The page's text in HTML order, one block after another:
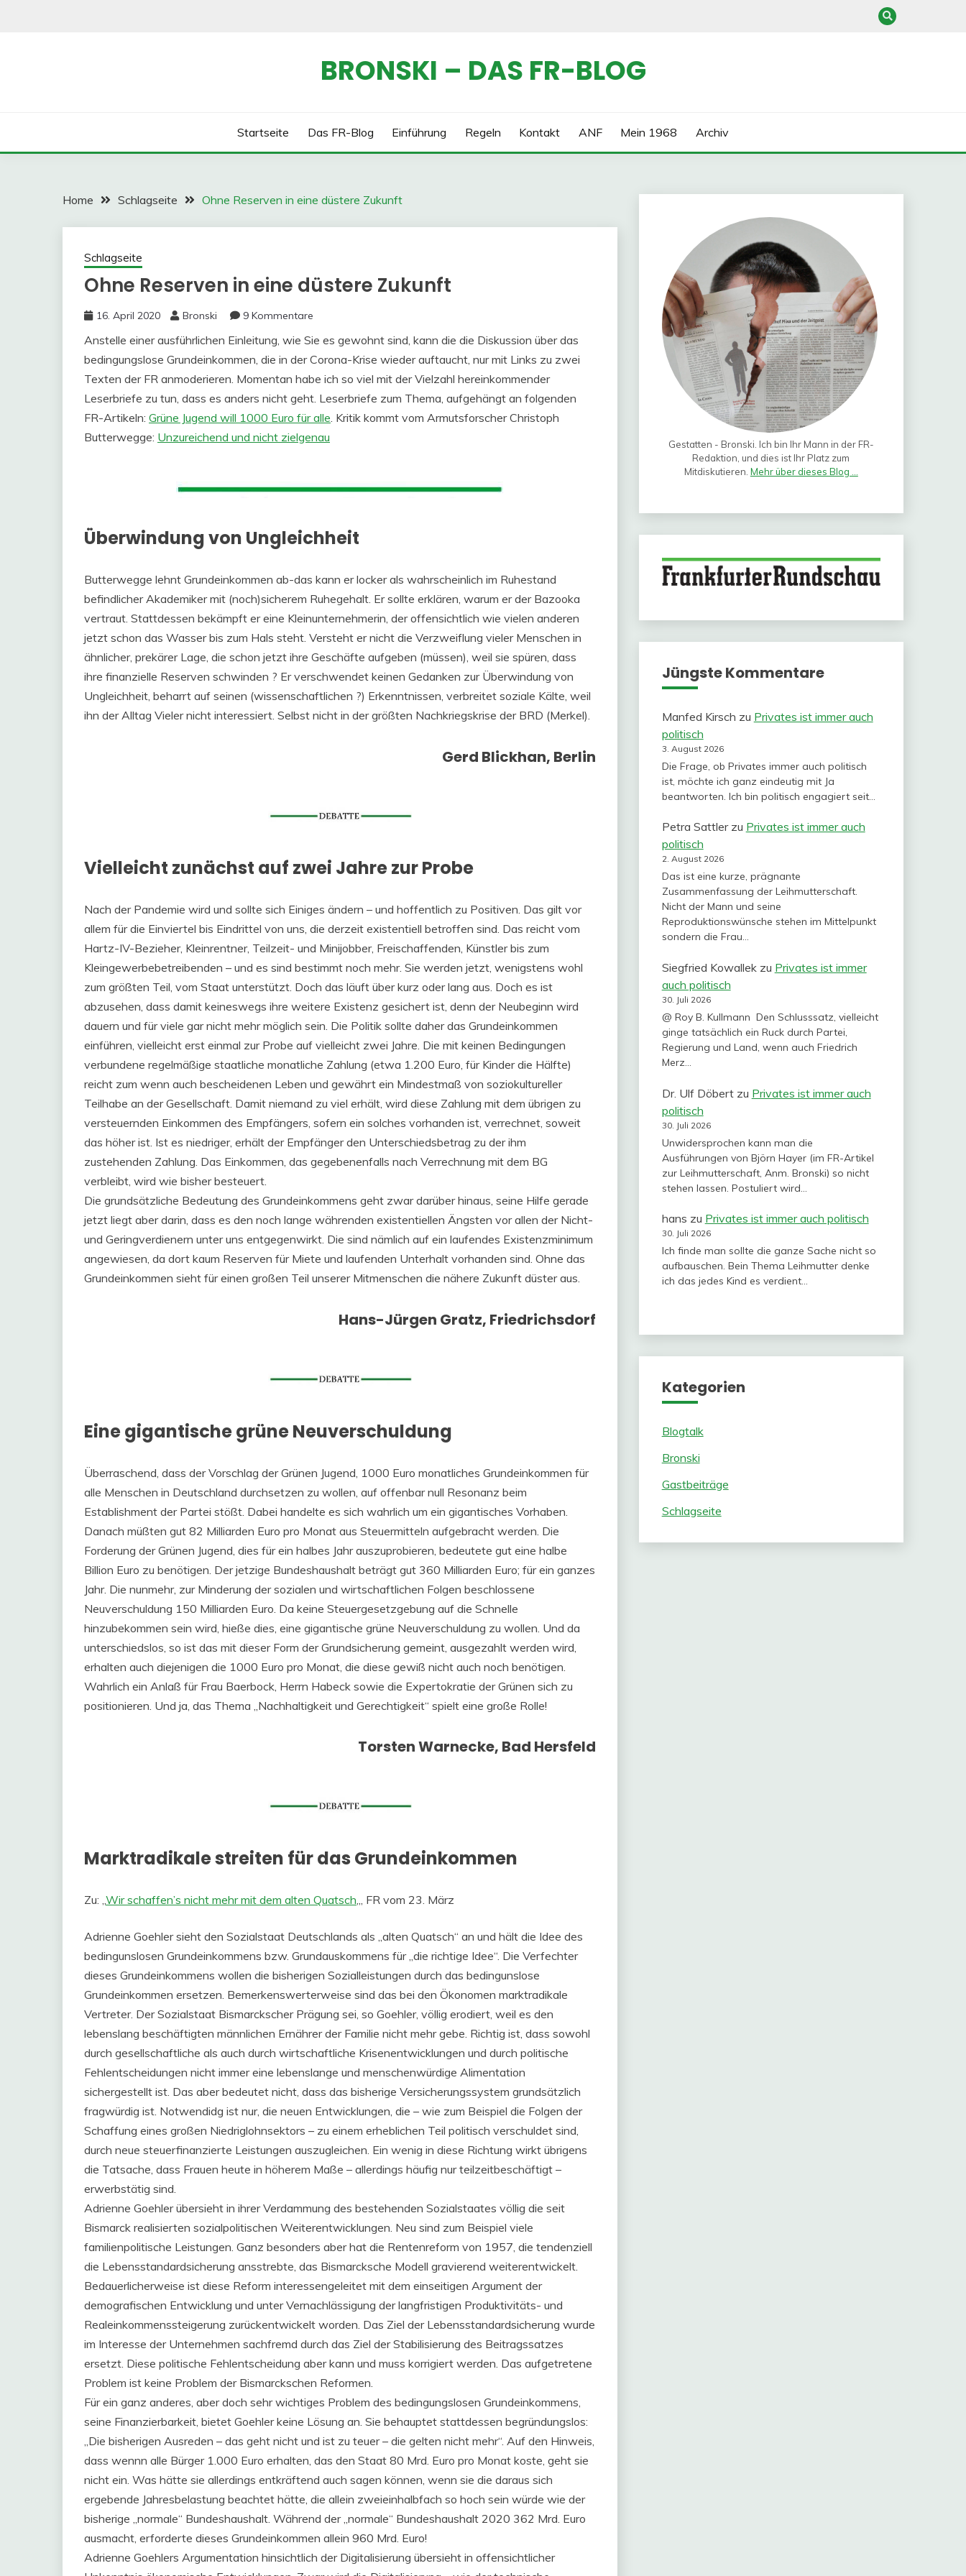
BRONSKI – DAS FR-BLOG
Startseite Das FR-Blog Einführung Regeln Kontakt ANF Mein 1968 Archiv
Home Schlagseite Ohne Reserven in eine düstere Zukunft
Schlagseite
Ohne Reserven in eine düstere Zukunft
16. April 2020 Bronski 9 Kommentare
Anstelle einer ausführlichen Einleitung, wie Sie es gewohnt sind, kann die die Diskussion über das
bedingungslose Grundeinkommen, die in der Corona-Krise wieder auftaucht, nur mit Links zu zwei
Texten der FR anmoderieren. Momentan habe ich so viel mit der Vielzahl hereinkommender
Leserbriefe zu tun, dass es anders nicht geht. Leserbriefe zum Thema, aufgehängt an folgenden
FR-Artikeln: Grüne Jugend will 1000 Euro für alle. Kritik kommt vom Armutsforscher Christoph
Butterwegge: Unzureichend und nicht zielgenau
Überwindung von Ungleichheit
Butterwegge lehnt Grundeinkommen ab-das kann er locker als wahrscheinlich im Ruhestand
befindlicher Akademiker mit (noch)sicherem Ruhegehalt. Er sollte erklären, warum er der Bazooka
vertraut. Stattdessen bekämpft er eine Kleinunternehmerin, der offensichtlich wie vielen anderen
jetzt schon das Wasser bis zum Hals steht. Versteht er nicht die Verzweiflung vieler Menschen in
ähnlicher, prekärer Lage, die schon jetzt ihre Geschäfte aufgeben (müssen), weil sie spüren, dass
ihre finanzielle Reserven schwinden ? Er verschwendet keinen Gedanken zur Überwindung von
Ungleichheit, beharrt auf seinen (wissenschaftlichen ?) Erkenntnissen, verbreitet soziale Kälte, weil
ihn der Alltag Vieler nicht interessiert. Selbst nicht in der größten Nachkriegskrise der BRD (Merkel).
Gerd Blickhan, Berlin
Vielleicht zunächst auf zwei Jahre zur Probe
Nach der Pandemie wird und sollte sich Einiges ändern – und hoffentlich zu Positiven. Das gilt vor
allem für die Einviertel bis Eindrittel von uns, die derzeit existentiell betroffen sind. Das reicht vom
Hartz-IV-Bezieher, Kleinrentner, Teilzeit- und Minijobber, Freischaffenden, Künstler bis zum
Kleingewerbebetreibenden – und es sind bestimmt noch mehr. Sie werden jetzt, wenigstens wohl
zum größten Teil, vom Staat unterstützt. Doch das läuft über kurz oder lang aus. Doch es ist
abzusehen, dass damit keineswegs ihre weitere Existenz gesichert ist, denn der Neubeginn wird
dauern und für viele gar nicht mehr möglich sein. Die Politik sollte daher das Grundeinkommen
einführen, vielleicht erst einmal zur Probe auf vielleicht zwei Jahre. Die mit keinen Bedingungen
verbundene regelmäßige staatliche monatliche Zahlung (etwa 1.200 Euro, für Kinder die Hälfte)
reicht zum wenn auch bescheidenen Leben und gewährt ein Mindestmaß von soziokultureller
Teilhabe an der Gesellschaft. Damit niemand zu viel erhält, wird diese Zahlung mit dem übrigen zu
versteuernden Einkommen des Empfängers, sofern ein solches vorhanden ist, verrechnet, soweit
das höher ist. Ist es niedriger, erhält der Empfänger den Unterschiedsbetrag zu der ihm
zustehenden Zahlung. Das Einkommen, das gegebenenfalls nach Verrechnung mit dem BG
verbleibt, wird wie bisher besteuert.
Die grundsätzliche Bedeutung des Grundeinkommens geht zwar darüber hinaus, seine Hilfe gerade
jetzt liegt aber darin, dass es den noch lange währenden existentiellen Ängsten vor allen der Nicht-
und Geringverdienern unter uns entgegenwirkt. Die sind nämlich auf ein laufendes Existenzminimum
angewiesen, da dort kaum Reserven für Miete und laufenden Unterhalt vorhanden sind. Ohne das
Grundeinkommen sieht für einen großen Teil unserer Mitmenschen die nähere Zukunft düster aus.
Hans-Jürgen Gratz, Friedrichsdorf
Eine gigantische grüne Neuverschuldung
Überraschend, dass der Vorschlag der Grünen Jugend, 1000 Euro monatliches Grundeinkommen für
alle Menschen in Deutschland durchsetzen zu wollen, auf offenbar null Resonanz beim
Establishment der Partei stößt. Dabei handelte es sich wahrlich um ein gigantisches Vorhaben.
Danach müßten gut 82 Milliarden Euro pro Monat aus Steuermitteln aufgebracht werden. Die
Forderung der Grünen Jugend, dies für ein halbes Jahr auszuprobieren, bedeutete gut eine halbe
Billion Euro zu benötigen. Der jetzige Bundeshaushalt beträgt gut 360 Milliarden Euro; für ein ganzes
Jahr. Die nunmehr, zur Minderung der sozialen und wirtschaftlichen Folgen beschlossene
Neuverschuldung 150 Milliarden Euro. Da keine Steuergesetzgebung auf die Schnelle
hinzubekommen sein wird, hieße dies, eine gigantische grüne Neuverschuldung zu wollen. Und da
unterschiedslos, so ist das mit dieser Form der Grundsicherung gemeint, ausgezahlt werden wird,
erhalten auch diejenigen die 1000 Euro pro Monat, die diese gewiß nicht auch noch benötigen.
Wahrlich ein Anlaß für Frau Baerbock, Herrn Habeck sowie die Expertokratie der Grünen sich zu
positionieren. Und ja, das Thema „Nachhaltigkeit und Gerechtigkeit“ spielt eine große Rolle!
Torsten Warnecke, Bad Hersfeld
Marktradikale streiten für das Grundeinkommen
Zu: „ Wir schaffen’s nicht mehr mit dem alten Quatsch „, FR vom 23. März
Adrienne Goehler sieht den Sozialstaat Deutschlands als „alten Quatsch“ an und hält die Idee des
bedingunslosen Grundeinkommens bzw. Grundauskommens für „die richtige Idee“. Die Verfechter
dieses Grundeinkommens wollen die bisherigen Sozialleistungen durch das bedingunslose
Grundeinkommen ersetzen. Bemerkenswerterweise sind das bei den Ökonomen marktradikale
Vertreter. Der Sozialstaat Bismarckscher Prägung sei, so Goehler, völlig erodiert, weil es den
lebenslang beschäftigten männlichen Ernährer der Familie nicht mehr gebe. Richtig ist, dass sowohl
durch gesellschaftliche als auch durch wirtschaftliche Krisenentwicklungen und durch politische
Fehlentscheidungen nicht immer eine lebenslange und menschenwürdige Alimentation
sichergestellt ist. Das aber bedeutet nicht, dass das bisherige Versicherungssystem grundsätzlich
fragwürdig ist. Notwendidg ist nur, die neuen Entwicklungen, die – wie zum Beispiel die Folgen der
Schaffung eines großen Niedriglohnsektors – zu einem erheblichen Teil politisch verschuldet sind,
durch neue steuerfinanzierte Leistungen auszugleichen. Ein wenig in diese Richtung wirkt übrigens
die Tatsache, dass Frauen heute in höherem Maße – allerdings häufig nur teilzeitbeschäftigt –
erwerbstätig sind.
Adrienne Goehler übersieht in ihrer Verdammung des bestehenden Sozialstaates völlig die seit
Bismarck realisierten sozialpolitischen Weiterentwicklungen. Neu sind zum Beispiel viele
familienpolitische Leistungen. Ganz besonders aber hat die Rentenreform von 1957, die tendenziell
die Lebensstandardsicherung ansstrebte, das Bismarcksche Modell gravierend weiterentwickelt.
Bedauerlicherweise ist diese Reform interessengeleitet mit dem einseitigen Argument der
demografischen Entwicklung und unter Vernachlässigung der langfristigen Produktivitäts- und
Realeinkommenssteigerung zurückentwickelt worden. Das Ziel der Lebensstandardsicherung wurde
im Interesse der Unternehmen sachfremd durch das Ziel der Stabilisierung des Beitragssatzes
ersetzt. Diese politische Fehlentscheidung aber kann und muss korrigiert werden. Das aufgetretene
Problem ist keine Problem der Bismarckschen Reformen.
Für ein ganz anderes, aber doch sehr wichtiges Problem des bedingungslosen Grundeinkommens,
seine Finanzierbarkeit, bietet Goehler keine Lösung an. Sie behauptet stattdessen begründungslos:
„Die bisherigen Ausreden – das geht nicht und ist zu teuer – die gelten nicht mehr“. Auf den Hinweis,
dass wennn alle Bürger 1.000 Euro erhalten, das den Staat 80 Mrd. Euro pro Monat koste, geht sie
nicht ein. Was hätte sie allerdings entkräftend auch sagen können, wenn sie die daraus sich
ergebende Jahresbelastung beachtet hätte, die allein zweieinhalbfach so hoch sein würde wie der
bisherige „normale“ Bundeshaushalt. Während der „normale“ Bundeshaushalt 2020 362 Mrd. Euro
ausmacht, erforderte dieses Grundeinkommen allein 960 Mrd. Euro!
Adrienne Goehlers Argumentation hinsichtlich der Digitalisierung übersieht in offensichtlicher
Gestatten - Bronski. Ich bin Ihr Mann in der FR-
Redaktion, und dies ist Ihr Platz zum
Mitdiskutieren. Mehr über dieses Blog ...
Jüngste Kommentare
Manfed Kirsch zu Privates ist immer auch
politisch
3. August 2026
Die Frage, ob Privates immer auch politisch
ist, möchte ich ganz eindeutig mit Ja
beantworten. Ich bin politisch engagiert seit…
Petra Sattlerzu Privates ist immer auch
politisch
2. August 2026
Das ist eine kurze, prägnante
Zusammenfassung der Leihmutterschaft.
Nicht der Mann und seine
Reproduktionswünsche stehen im Mittelpunkt
sondern die Frau…
Siegfried Kowallekzu Privates ist immer
auch politisch
30. Juli 2026
@ Roy B. Kullmann Den Schlusssatz, vielleicht
ginge tatsächlich ein Ruck durch Partei,
Regierung und Land, wenn auch Friedrich
Merz…
Dr. Ulf Döbertzu Privates ist immer auch
politisch
30. Juli 2026
Unwidersprochen kann man die
Ausführungen von Björn Hayer (im FR-Artikel
zur Leihmutterschaft, Anm. Bronski) so nicht
stehen lassen. Postuliert wird…
hans zu Privates ist immer auch politisch
30. Juli 2026
Ich finde man sollte die ganze Sache nicht so
aufbauschen. Bein Thema Leihmutter denke
ich das jedes Kind es verdient…
Kategorien
Blogtalk
Bronski
Gastbeiträge
Schlagseite